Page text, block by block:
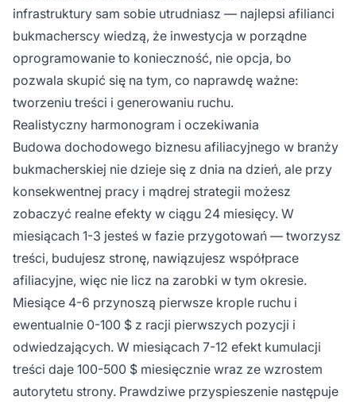
infrastruktury sam sobie utrudniasz — najlepsi afilianci
bukmacherscy wiedzą, że inwestycja w porządne
oprogramowanie to konieczność, nie opcja, bo
pozwala skupić się na tym, co naprawdę ważne:
tworzeniu treści i generowaniu ruchu.
Realistyczny harmonogram i oczekiwania
Budowa dochodowego biznesu afiliacyjnego w branży
bukmacherskiej nie dzieje się z dnia na dzień, ale przy
konsekwentnej pracy i mądrej strategii możesz
zobaczyć realne efekty w ciągu 24 miesięcy. W
miesiącach 1-3 jesteś w fazie przygotowań — tworzysz
treści, budujesz stronę, nawiązujesz współprace
afiliacyjne, więc nie licz na zarobki w tym okresie.
Miesiące 4-6 przynoszą pierwsze krople ruchu i
ewentualnie 0-100 $ z racji pierwszych pozycji i
odwiedzających. W miesiącach 7-12 efekt kumulacji
treści daje 100-500 $ miesięcznie wraz ze wzrostem
autorytetu strony. Prawdziwe przyspieszenie następuje